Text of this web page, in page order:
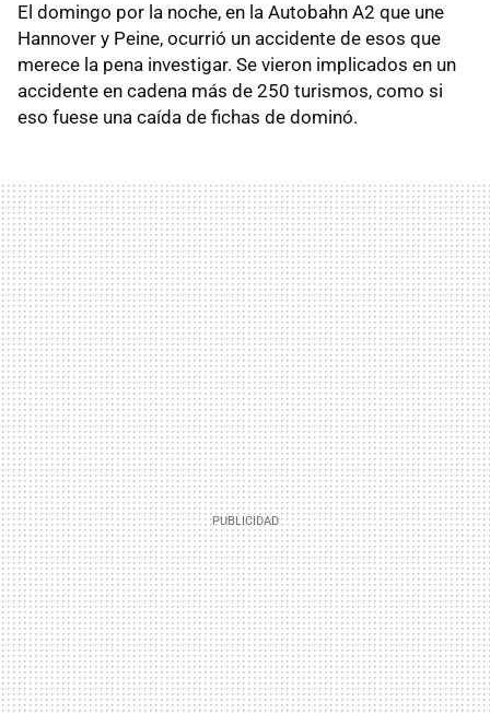
El domingo por la noche, en la Autobahn A2 que une
Hannover y Peine, ocurrió un accidente de esos que
merece la pena investigar. Se vieron implicados en un
accidente en cadena más de 250 turismos, como si
eso fuese una caída de fichas de dominó.